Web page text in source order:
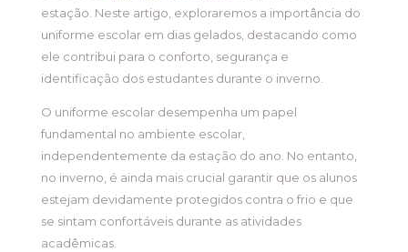
estação. Neste artigo, exploraremos a importância do
uniforme escolar em dias gelados, destacando como
ele contribui para o conforto, segurança e
identificação dos estudantes durante o inverno.
O uniforme escolar desempenha um papel
fundamental no ambiente escolar,
independentemente da estação do ano. No entanto,
no inverno, é ainda mais crucial garantir que os alunos
estejam devidamente protegidos contra o frio e que
se sintam confortáveis durante as atividades
acadêmicas.